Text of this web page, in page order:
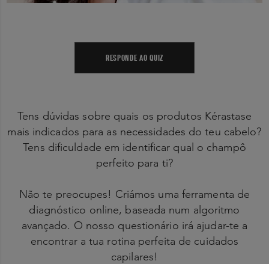
RESPONDE AO QUIZ
Tens dúvidas sobre quais os produtos Kérastase
mais indicados para as necessidades do teu cabelo?
Tens dificuldade em identificar qual o champô
perfeito para ti?
Não te preocupes! Criámos uma ferramenta de
diagnóstico online, baseada num algoritmo
avançado. O nosso questionário irá ajudar-te a
encontrar a tua rotina perfeita de cuidados
capilares!